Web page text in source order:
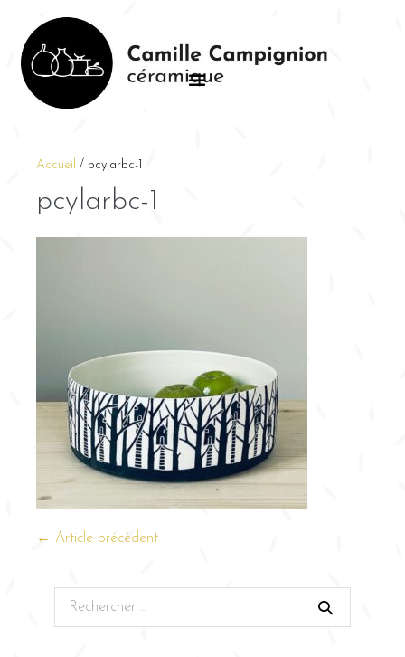
Accueil / pcylarbc-1
pcylarbc-1
← Article précédent